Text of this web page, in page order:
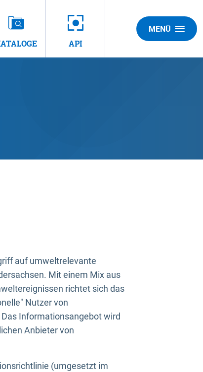
API
MENÜ
auf umweltrelevante
Mit einem Mix aus
richtet sich das
Nutzer von
Informationsangebot wird
Anbieter von
(umgesetzt im